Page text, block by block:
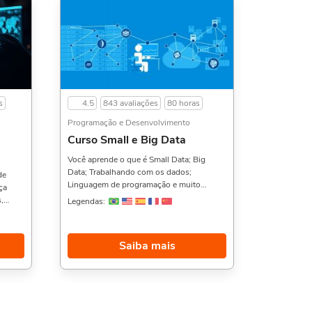
4.5 843 avaliações
80 horas
Programação e Desenvolvimento
Curso Small e Big Data
Você aprende o que é Small Data; Big
Data; Trabalhando com os dados;
Linguagem de programação e muito
mais.Curtiu esse curso? Então aproveite e
Sequência de Montagem de
Computadores,. Sobre a carga horária: O
curso possui 80 horas de carga horária.
Porém, se for concluído antes de 5 dias,
Legendas:
Saiba mais